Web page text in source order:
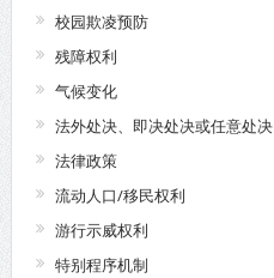
校园欺凌预防
残障权利
气候变化
法外处决、即决处决或任意处决
法律政策
流动人口/移民权利
游行示威权利
特别程序机制